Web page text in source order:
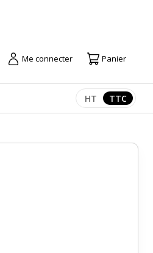
Me connecter Panier
Afficher les
HT TTC